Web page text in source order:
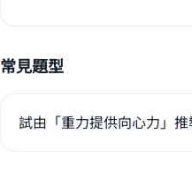
常見題型
試由「重力提供向心力」